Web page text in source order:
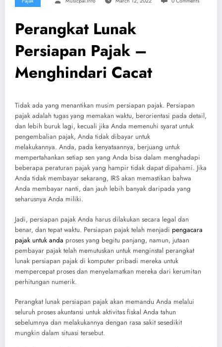
Perangkat Lunak
Persiapan Pajak –
Menghindari Cacat
Tidak ada yang menantikan musim persiapan pajak. Persiapan
pajak adalah tugas yang memakan waktu, berorientasi pada detail,
dan lebih buruk lagi, kecuali jika Anda memenuhi syarat untuk
pengembalian pajak, Anda tidak dibayar untuk
melakukannya. Anda, pada kenyataannya, berjuang untuk
mempertahankan setiap sen yang Anda bisa dalam menghadapi
beberapa peraturan pajak yang hampir tidak dapat dipahami. Jika
Anda tidak membayar sekarang, IRS akan memastikan bahwa
Anda membayar nanti, dan jauh lebih banyak daripada yang
seharusnya Anda miliki.
Jadi, persiapan pajak Anda harus dilakukan secara legal dan
benar, dan tepat waktu. Persiapan pajak telah menjadi pengacara
pajak untuk anda proses yang begitu panjang, namun, jutaan
pembayar pajak telah memutuskan untuk menginstal perangkat
lunak persiapan pajak di komputer pribadi mereka untuk
mempercepat proses dan menyelamatkan mereka dari kerumitan
perhitungan numerik.
Perangkat lunak persiapan pajak akan memandu Anda melalui
seluruh proses akuntansi untuk aktivitas fiskal Anda tahun
sebelumnya dan melakukannya dengan rasa sakit sesedikit
mungkin dalam situasi tersebut.